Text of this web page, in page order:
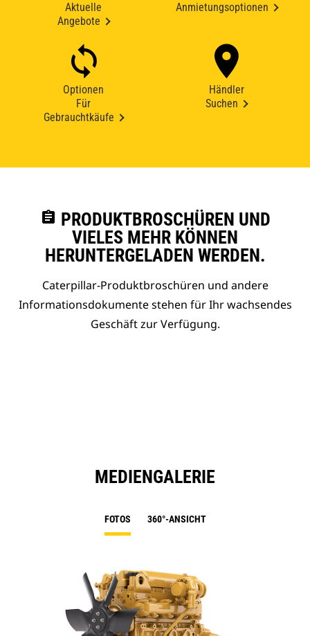
Aktuelle
Angebote
Anmietungsoptionen
Optionen
Für
Gebrauchtkäufe
Händler
Suchen
assignment PRODUKTBROSCHÜREN UND
VIELES MEHR KÖNNEN
HERUNTERGELADEN WERDEN.
Caterpillar-Produktbroschüren und andere
Informationsdokumente stehen für Ihr wachsendes
Geschäft zur Verfügung.
MEDIENGALERIE
FOTOS 360°-ANSICHT